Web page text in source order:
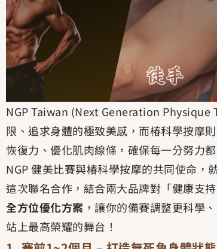
NGP Taiwan (Next Generation Physique
限、追求身體的極致美感，而椿科學按摩
恢復力、優化肌肉線條，確保每一分努力
NGP 健美比賽與椿科學按摩的共同使命，
這次聯名合作，結合兩大品牌對「健康支
全方位優化方案 ，讓你的備賽調整更科學
站上最高榮耀的舞台！